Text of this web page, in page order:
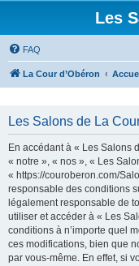
Les
FAQ
La Cour d’Obéron
Les Salons de La
En accédant à « Les Salons
« notre », « nos », « Les
« https://couroberon.com/
responsable des conditions
légalement responsable de
utiliser et accéder à « Les
conditions à n’importe quel
ces modifications, bien que
par vous-même. En effet, si